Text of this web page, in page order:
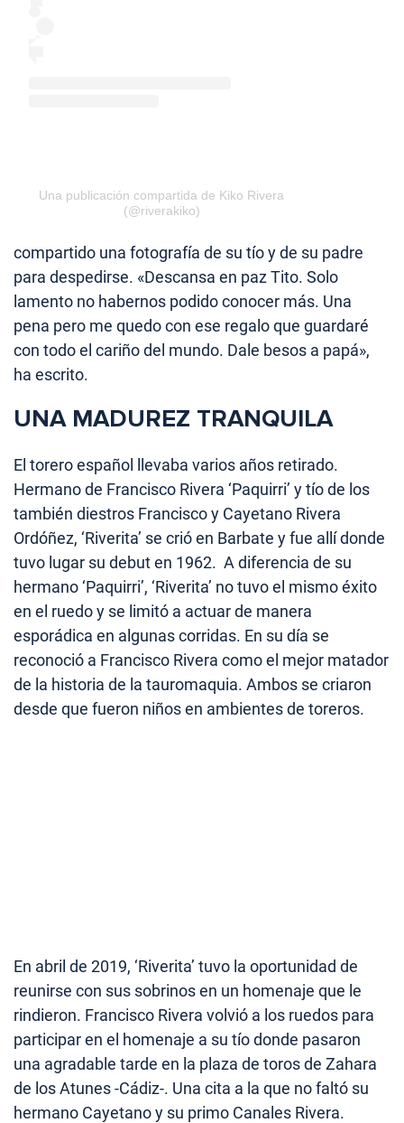
Una publicación compartida de Kiko Rivera
(@riverakiko)
compartido una fotografía de su tío y de su padre
para despedirse. «Descansa en paz Tito. Solo
lamento no habernos podido conocer más. Una
pena pero me quedo con ese regalo que guardaré
con todo el cariño del mundo. Dale besos a papá»,
ha escrito.
UNA MADUREZ TRANQUILA
El torero español llevaba varios años retirado.
Hermano de Francisco Rivera ‘Paquirri’ y tío de los
también diestros Francisco y Cayetano Rivera
Ordóñez, ‘Riverita’ se crió en Barbate y fue allí donde
tuvo lugar su debut en 1962. A diferencia de su
hermano ‘Paquirri’, ‘Riverita’ no tuvo el mismo éxito
en el ruedo y se limitó a actuar de manera
esporádica en algunas corridas. En su día se
reconoció a Francisco Rivera como el mejor matador
de la historia de la tauromaquia. Ambos se criaron
desde que fueron niños en ambientes de toreros.
En abril de 2019, ‘Riverita’ tuvo la oportunidad de
reunirse con sus sobrinos en un homenaje que le
rindieron. Francisco Rivera volvió a los ruedos para
participar en el homenaje a su tío donde pasaron
una agradable tarde en la plaza de toros de Zahara
de los Atunes -Cádiz-. Una cita a la que no faltó su
hermano Cayetano y su primo Canales Rivera.